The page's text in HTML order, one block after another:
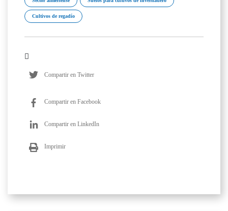
Cultivos de regadío
Compartir en Twitter
Compartir en Facebook
Compartir en LinkedIn
Imprimir